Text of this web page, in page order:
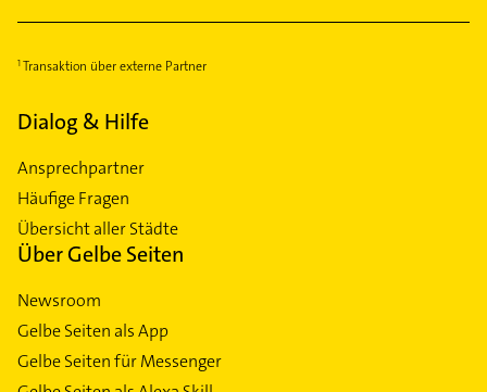
Transaktion über externe Partner
Dialog & Hilfe
Ansprechpartner
Häufige Fragen
Übersicht aller Städte
Über Gelbe Seiten
Newsroom
Gelbe Seiten als App
Gelbe Seiten für Messenger